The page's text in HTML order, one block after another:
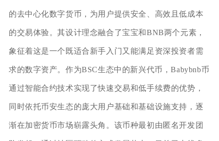
的去中心化数字货币，为用户提供安全、高效且低成本
的交易体验。其设计理念融合了宝宝和BNB两个元素，
象征着这是一个既适合新手入门又能满足资深投资者需
求的数字资产。作为BSC生态中的新兴代币，Babybnb币
通过智能合约技术实现了快速交易和低手续费的优势，
同时依托币安生态的庞大用户基础和基础设施支持，逐
渐在加密货币市场崭露头角。该币种最初由匿名开发团